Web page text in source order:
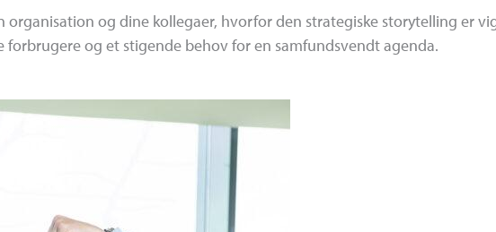
og dine kollegaer, hvorfor den strategiske storytelling er
og et stigende behov for en samfundsvendt agenda.